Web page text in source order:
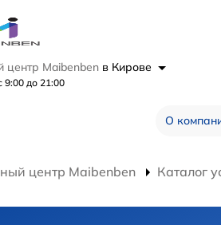
центр Maibenben в Кирове
9:00 до 21:00
О
центр Maibenben Каталог